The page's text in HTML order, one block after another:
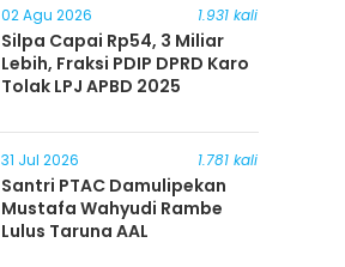
02 Agu 2026 1.931 kali
Silpa Capai Rp54, 3 Miliar
Lebih, Fraksi PDIP DPRD Karo
Tolak LPJ APBD 2025
31 Jul 2026 1.781 kali
Santri PTAC Damulipekan
Mustafa Wahyudi Rambe
Lulus Taruna AAL